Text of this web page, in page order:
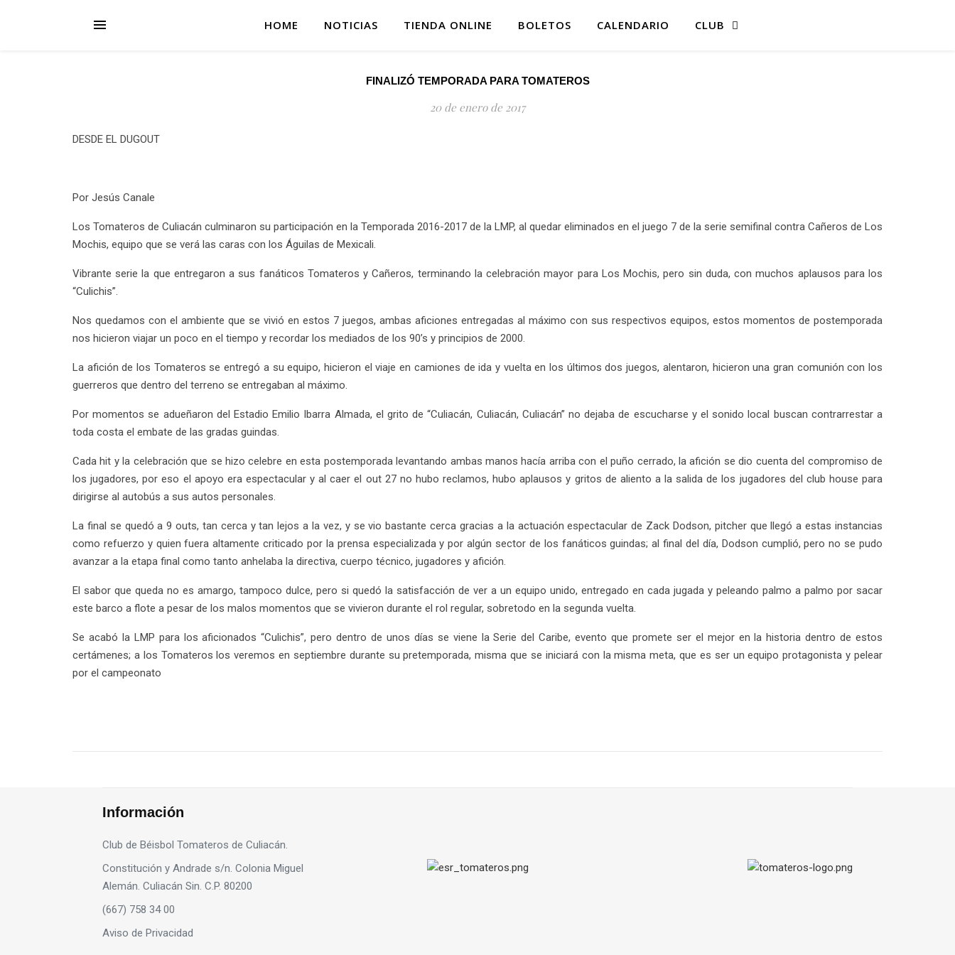
HOME NOTICIAS TIENDA ONLINE BOLETOS CALENDARIO CLUB
FINALIZÓ TEMPORADA PARA TOMATEROS
20 de enero de 2017
DESDE EL DUGOUT
Por Jesús Canale
Los Tomateros de Culiacán culminaron su participación en la Temporada 2016-2017 de la LMP, al quedar eliminados en el juego 7 de la serie semifinal contra Cañeros de Los
Mochis, equipo que se verá las caras con los Águilas de Mexicali.
Vibrante serie la que entregaron a sus fanáticos Tomateros y Cañeros, terminando la celebración mayor para Los Mochis, pero sin duda, con muchos aplausos para los
“Culichis”.
Nos quedamos con el ambiente que se vivió en estos 7 juegos, ambas aficiones entregadas al máximo con sus respectivos equipos, estos momentos de postemporada
nos hicieron viajar un poco en el tiempo y recordar los mediados de los 90’s y principios de 2000.
La afición de los Tomateros se entregó a su equipo, hicieron el viaje en camiones de ida y vuelta en los últimos dos juegos, alentaron, hicieron una gran comunión con los
guerreros que dentro del terreno se entregaban al máximo.
Por momentos se adueñaron del Estadio Emilio Ibarra Almada, el grito de “Culiacán, Culiacán, Culiacán” no dejaba de escucharse y el sonido local buscan contrarrestar a
toda costa el embate de las gradas guindas.
Cada hit y la celebración que se hizo celebre en esta postemporada levantando ambas manos hacía arriba con el puño cerrado, la afición se dio cuenta del compromiso de
los jugadores, por eso el apoyo era espectacular y al caer el out 27 no hubo reclamos, hubo aplausos y gritos de aliento a la salida de los jugadores del club house para
dirigirse al autobús a sus autos personales.
La final se quedó a 9 outs, tan cerca y tan lejos a la vez, y se vio bastante cerca gracias a la actuación espectacular de Zack Dodson, pitcher que llegó a estas instancias
como refuerzo y quien fuera altamente criticado por la prensa especializada y por algún sector de los fanáticos guindas; al final del día, Dodson cumplió, pero no se pudo
avanzar a la etapa final como tanto anhelaba la directiva, cuerpo técnico, jugadores y afición.
El sabor que queda no es amargo, tampoco dulce, pero si quedó la satisfacción de ver a un equipo unido, entregado en cada jugada y peleando palmo a palmo por sacar
este barco a flote a pesar de los malos momentos que se vivieron durante el rol regular, sobretodo en la segunda vuelta.
Se acabó la LMP para los aficionados “Culichis”, pero dentro de unos días se viene la Serie del Caribe, evento que promete ser el mejor en la historia dentro de estos
certámenes; a los Tomateros los veremos en septiembre durante su pretemporada, misma que se iniciará con la misma meta, que es ser un equipo protagonista y pelear
por el campeonato
Información
Club de Béisbol Tomateros de Culiacán.
Constitución y Andrade s/n. Colonia Miguel
Alemán. Culiacán Sin. C.P. 80200
(667) 758 34 00
Aviso de Privacidad